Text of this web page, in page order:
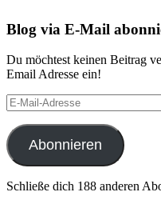
Blog via E-Mail
Du möchtest keinen Beitrag
Email Adresse ein!
E-
Mail-
Adresse
Abonnieren
Schließe dich 188 anderen